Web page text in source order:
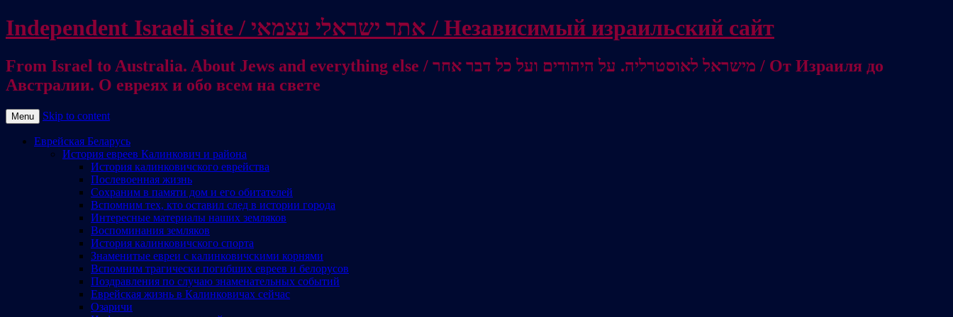
Independent Israeli site / אתר ישראלי עצמאי / Независимый израильский сайт
From Israel to Australia. About Jews and everything else / מישראל לאוסטרליה. על היהודים ועל כל דבר אחר / От Израиля до
Австралии. О евреях и обо всем на свете
Menu Skip to content
Еврейская Беларусь
История евреев Калинкович и района
История калинковичского еврейства
Послевоенная жизнь
Сохраним в памяти дом и его обитателей
Вспомним тех, кто оставил след в истории города
Интересные материалы наших земляков
Воспоминания земляков
История калинковичского спорта
Знаменитые евреи с калинковичскими корнями
Вспомним трагически погибших евреев и белорусов
Поздравления по случаю знаменательных событий
Еврейская жизнь в Калинковичах сейчас
Озаричи